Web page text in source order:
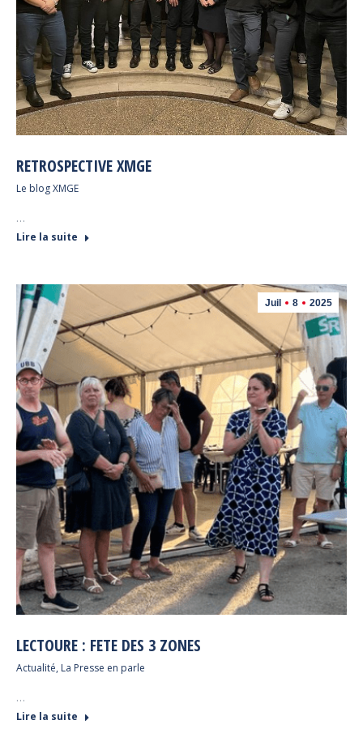
RETROSPECTIVE XMGE
Le blog XMGE
…
Lire la suite
Juil 8 2025
LECTOURE : FETE DES 3 ZONES
Actualité, La Presse en parle
…
Lire la suite